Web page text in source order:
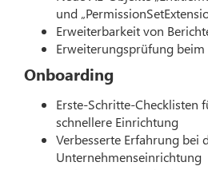
und
Erweiterbarkeit von
Erweiterungsprüfung beim
Onboarding
Erste-Schritte-Checklisten
schnellere Einrichtung
Verbesserte Erfahrung bei
Unternehmenseinrichtung